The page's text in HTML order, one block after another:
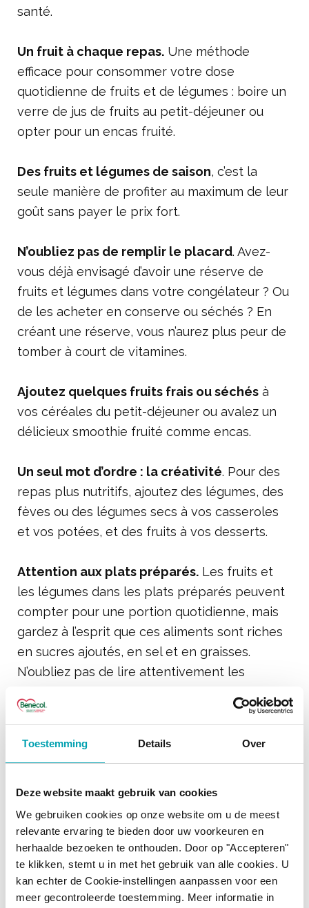
Toestemming Details Over
Deze website maakt gebruik van cookies
We gebruiken cookies op onze website om u de meest
relevante ervaring te bieden door uw voorkeuren en
herhaalde bezoeken te onthouden. Door op "Accepteren"
te klikken, stemt u in met het gebruik van alle cookies. U
kan echter de Cookie-instellingen aanpassen voor een
meer gecontroleerde toestemming. Meer informatie in
santé.
Un fruit à chaque repas. Une méthode
efficace pour consommer votre dose
quotidienne de fruits et de légumes : boire un
verre de jus de fruits au petit-déjeuner ou
opter pour un encas fruité.
Des fruits et légumes de saison, c’est la
seule manière de profiter au maximum de leur
goût sans payer le prix fort.
N’oubliez pas de remplir le placard. Avez-
vous déjà envisagé d’avoir une réserve de
fruits et légumes dans votre congélateur ? Ou
de les acheter en conserve ou séchés ? En
créant une réserve, vous n’aurez plus peur de
tomber à court de vitamines.
Ajoutez quelques fruits frais ou séchés à
vos céréales du petit-déjeuner ou avalez un
délicieux smoothie fruité comme encas.
Un seul mot d’ordre : la créativité. Pour des
repas plus nutritifs, ajoutez des légumes, des
fèves ou des légumes secs à vos casseroles
et vos potées, et des fruits à vos desserts.
Attention aux plats préparés. Les fruits et
les légumes dans les plats préparés peuvent
compter pour une portion quotidienne, mais
gardez à l’esprit que ces aliments sont riches
en sucres ajoutés, en sel et en graisses.
N’oubliez pas de lire attentivement les
avec modération.
PARTAGER CET ARTICLE